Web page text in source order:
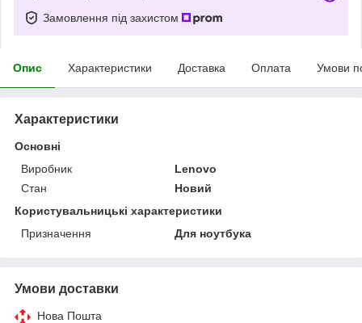
Замовлення під захистом
Опис Характеристики Доставка Оплата Умови
Характеристики
Основні
Виробник
Lenovo
Стан
Новий
Користувальницькі характеристики
Призначення
Для ноутбука
Умови доставки
Нова Пошта